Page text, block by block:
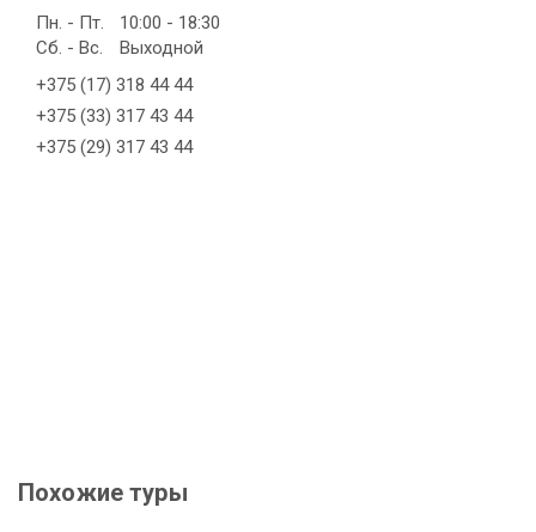
Пн. - Пт.
10:00 - 18:30
Сб. - Вс.
Выходной
+375 (17) 318 44 44
+375 (33) 317 43 44
+375 (29) 317 43 44
Похожие туры